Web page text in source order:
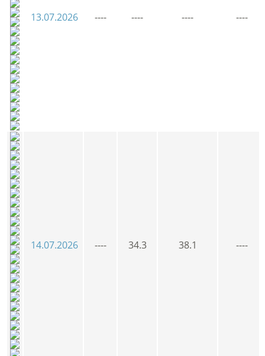
13.07.2026 ---- ---- ---- ----
14.07.2026 ---- 34.3 38.1 ----